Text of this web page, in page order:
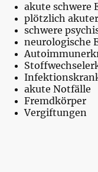
akute schwere
plötzlich
schwere
neurologische
akute Notfälle
Fremdkörper
Vergiftungen